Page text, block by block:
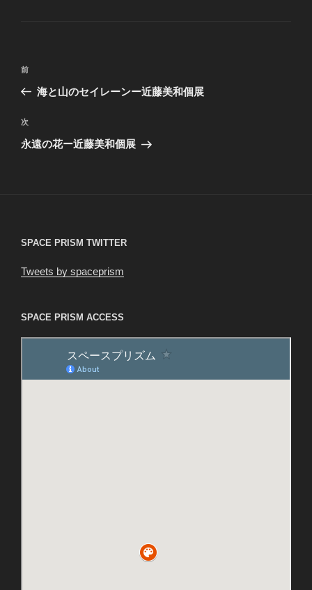
投
ビ
ゲ
前
の
稿
前
海と山のセイレーンー近藤美和個展
次
の
次
永遠の花ー近藤美和個展
SPACE PRISM TWITTER
Tweets by spaceprism
SPACE PRISM ACCESS